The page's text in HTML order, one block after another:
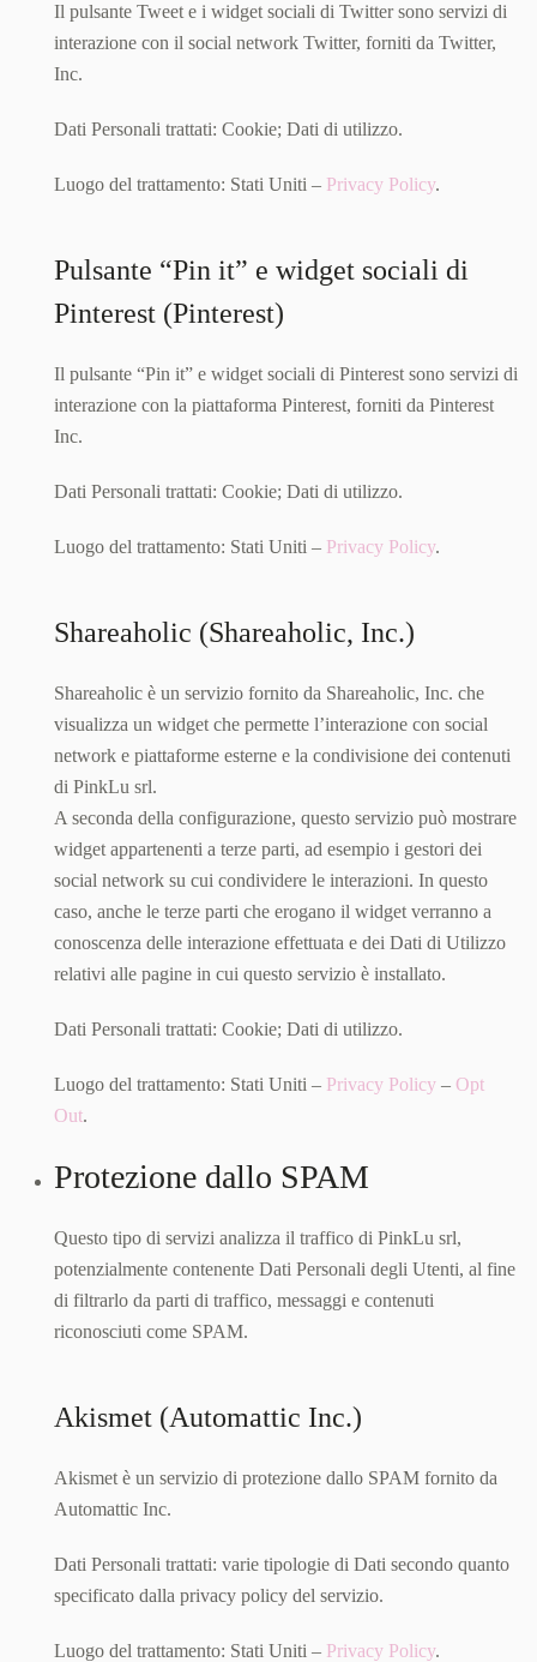
Il pulsante Tweet e i widget sociali di Twitter sono servizi di
interazione con il social network Twitter, forniti da Twitter,
Inc.
Dati Personali trattati: Cookie; Dati di utilizzo.
Luogo del trattamento: Stati Uniti – Privacy Policy.
Pulsante “Pin it” e widget sociali di
Pinterest (Pinterest)
Il pulsante “Pin it” e widget sociali di Pinterest sono servizi di
interazione con la piattaforma Pinterest, forniti da Pinterest
Inc.
Dati Personali trattati: Cookie; Dati di utilizzo.
Luogo del trattamento: Stati Uniti – Privacy Policy.
Shareaholic (Shareaholic, Inc.)
Shareaholic è un servizio fornito da Shareaholic, Inc. che
visualizza un widget che permette l’interazione con social
network e piattaforme esterne e la condivisione dei contenuti
di PinkLu srl.
A seconda della configurazione, questo servizio può mostrare
widget appartenenti a terze parti, ad esempio i gestori dei
social network su cui condividere le interazioni. In questo
caso, anche le terze parti che erogano il widget verranno a
conoscenza delle interazione effettuata e dei Dati di Utilizzo
relativi alle pagine in cui questo servizio è installato.
Dati Personali trattati: Cookie; Dati di utilizzo.
Luogo del trattamento: Stati Uniti – Privacy Policy – Opt
Out.
Protezione dallo SPAM
Questo tipo di servizi analizza il traffico di PinkLu srl,
potenzialmente contenente Dati Personali degli Utenti, al fine
di filtrarlo da parti di traffico, messaggi e contenuti
riconosciuti come SPAM.
Akismet (Automattic Inc.)
Akismet è un servizio di protezione dallo SPAM fornito da
Automattic Inc.
Dati Personali trattati: varie tipologie di Dati secondo quanto
specificato dalla privacy policy del servizio.
Luogo del trattamento: Stati Uniti – Privacy Policy.